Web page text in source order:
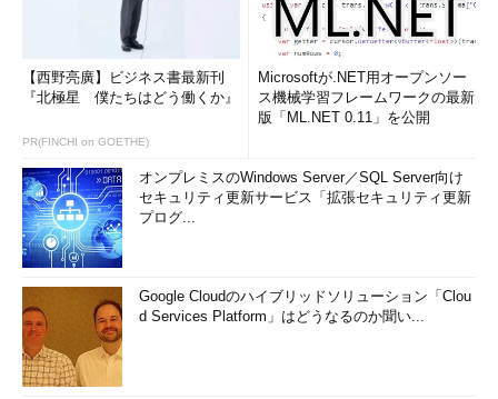
【西野亮廣】ビジネス書最新刊
『北極星 僕たちはどう働くか』
PR(FINCHI on GOETHE)
Microsoftが.NET用オープンソー
ス機械学習フレームワークの最新
版「ML.NET 0.11」を公開
オンプレミスのWindows Server／SQL Server向け
セキュリティ更新サービス「拡張セキュリティ更新
プログ...
Google Cloudのハイブリッドソリューション「Clou
d Services Platform」はどうなるのか聞い...